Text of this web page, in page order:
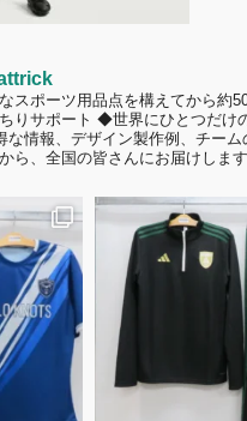
スポーツ用品点を構えてから約
りサポート ◆世界にひとつだけ
な情報、デザイン製作例、チー
ら、全国の皆さんにお届けしま